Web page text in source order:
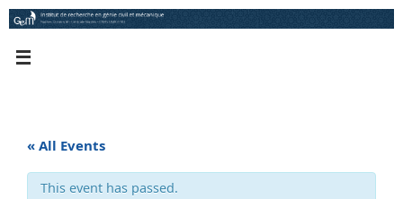
Skip
« All Events
This event has passed.